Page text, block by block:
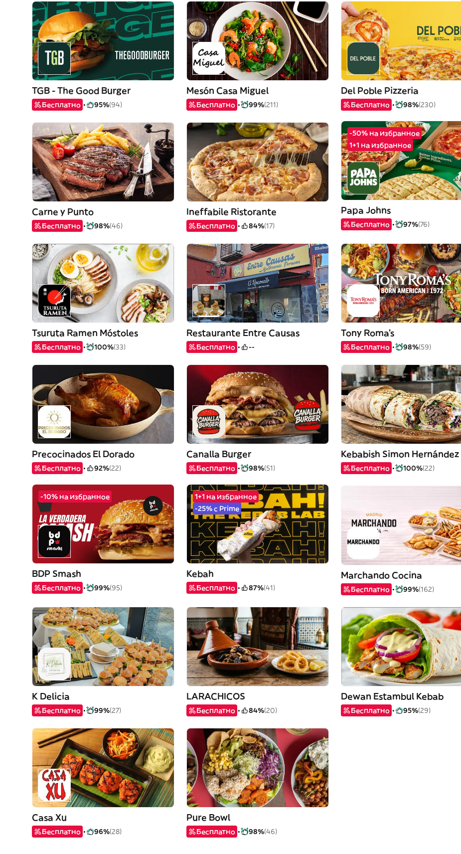
TGB - The Good Burger
Бесплатно 95%(94)
Mesón Casa Miguel
Бесплатно 99%(211)
Del Poble Pizzeria
Бесплатно 98%(230)
Carne y Punto
Бесплатно 98%(46)
Ineffabile Ristorante
Бесплатно 84%(17)
-50% на избранное
1+1 на избранное
Papa Johns
Бесплатно 97%(76)
Tsuruta Ramen Móstoles
Бесплатно 100%(33)
Restaurante Entre Causas
Бесплатно --
Tony Roma's
Бесплатно 98%(59)
Precocinados El Dorado
Бесплатно 92%(22)
Canalla Burger
Бесплатно 98%(51)
Kebabish Simon Hernández
Бесплатно 100%(22)
-10% на избранное
BDP Smash
Бесплатно 99%(95)
1+1 на избранное
-25% с Prime
Kebah
Бесплатно 87%(41)
Marchando Cocina
Бесплатно 99%(162)
K Delicia
Бесплатно 99%(27)
LARACHICOS
Бесплатно 84%(20)
Dewan Estambul Kebab
Бесплатно 95%(29)
Casa Xu
Бесплатно 96%(28)
Pure Bowl
Бесплатно 98%(46)